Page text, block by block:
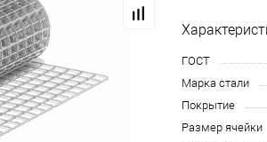
ГОСТ
Марка стали
Покрытие
Размер ячейки